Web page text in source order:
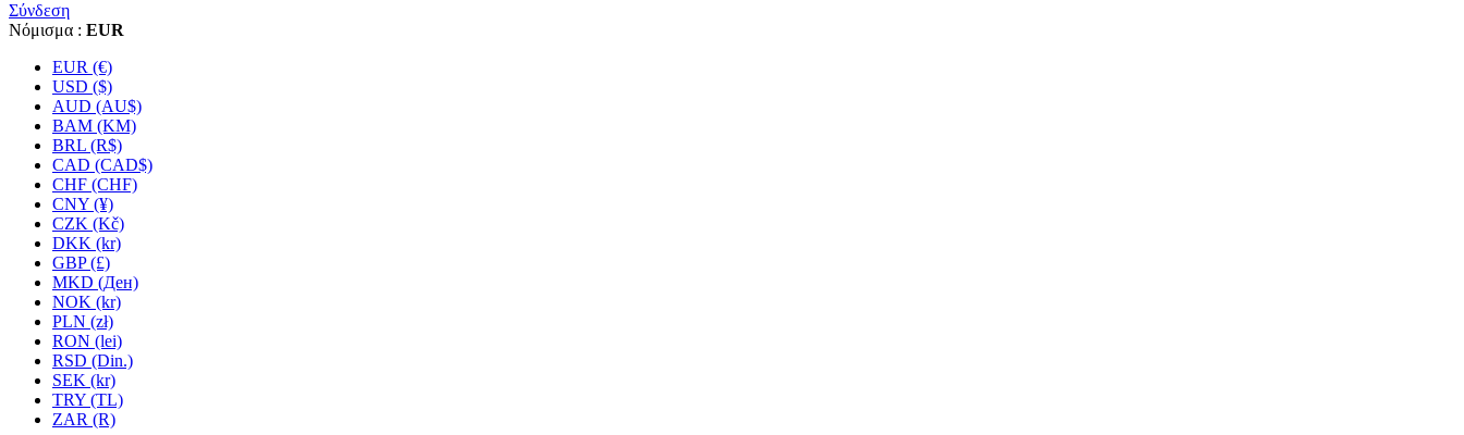
Σύνδεση
Νόμισμα : EUR
EUR (€)
USD ($)
AUD (AU$)
BAM (KM)
BRL (R$)
CAD (CAD$)
CHF (CHF)
CNY (¥)
CZK (Kč)
DKK (kr)
GBP (£)
MKD (Ден)
NOK (kr)
PLN (zł)
RON (lei)
RSD (Din.)
SEK (kr)
TRY (TL)
ZAR (R)